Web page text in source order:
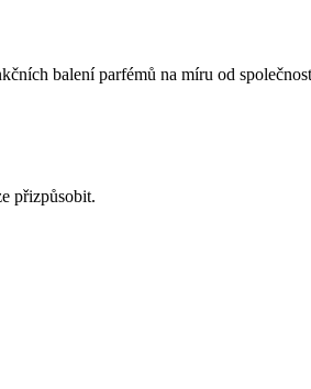
balení parfémů na míru od
přizpůsobit.